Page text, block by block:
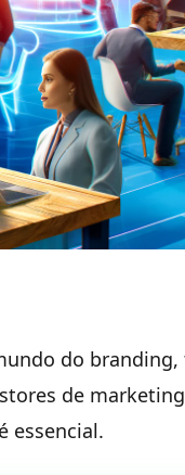
do
de
essencial.